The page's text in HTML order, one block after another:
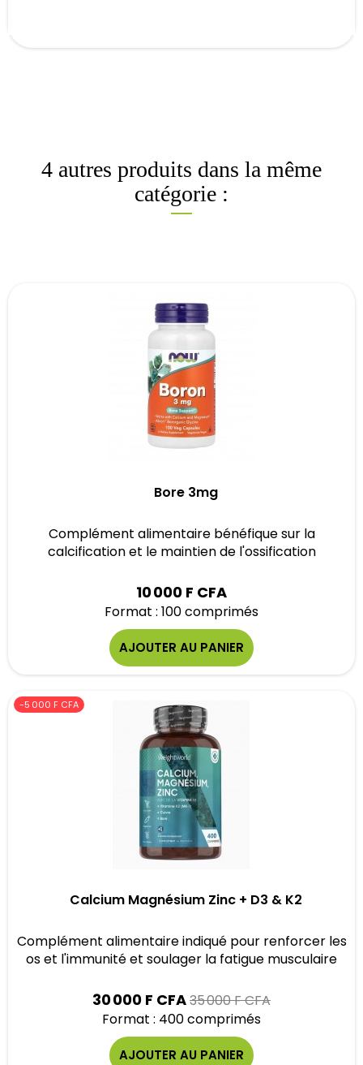
4 autres produits dans la même
catégorie :
Bore 3mg
Complément alimentaire bénéfique sur la
calcification et le maintien de l'ossification
10 000 F CFA
Format : 100 comprimés
AJOUTER AU PANIER
-5 000 F CFA
Calcium Magnésium Zinc + D3 & K2
Complément alimentaire indiqué pour renforcer les
os et l'immunité et soulager la fatigue musculaire
30 000 F CFAPrix
35 000 F CFA
Format : 400 comprimés
AJOUTER AU PANIER